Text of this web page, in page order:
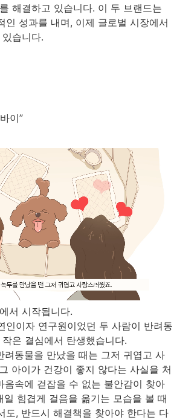
해결하고 있습니다. 이 두 브랜드는
인 성과를 내며, 이제 글로벌 시장에서
습니다.
이”
서 시작됩니다.
인이자 연구원이었던 두 사람이 반려동
은 결심에서 탄생했습니다.
려동물을 만났을 때는 그저 귀엽고 사
아이가 건강이 좋지 않다는 사실을 처
음속에 걷잡을 수 없는 불안감이 찾아
일 힘겹게 걸음을 옮기는 모습을 볼 때
도, 반드시 해결책을 찾아야 한다는 다